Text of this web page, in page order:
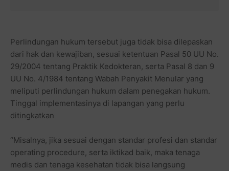
Perlindungan hukum tersebut juga tidak bisa dilepaskan
dari hak dan kewajiban, sesuai ketentuan Pasal 50 UU No.
29/2004 tentang Praktik Kedokteran, serta Pasal 8 dan 9
UU No. 4/1984 tentang Wabah Penyakit Menular yang
meliputi perlindungan hukum dalam penegakan hukum.
Tinggal implementasinya di lapangan yang perlu
ditingkatkan
“Misalnya, jika sesuai dengan standar profesi dan standar
operating procedure, serta iktikad baik, maka tenaga
medis dan tenaga kesehatan tidak bisa langsung